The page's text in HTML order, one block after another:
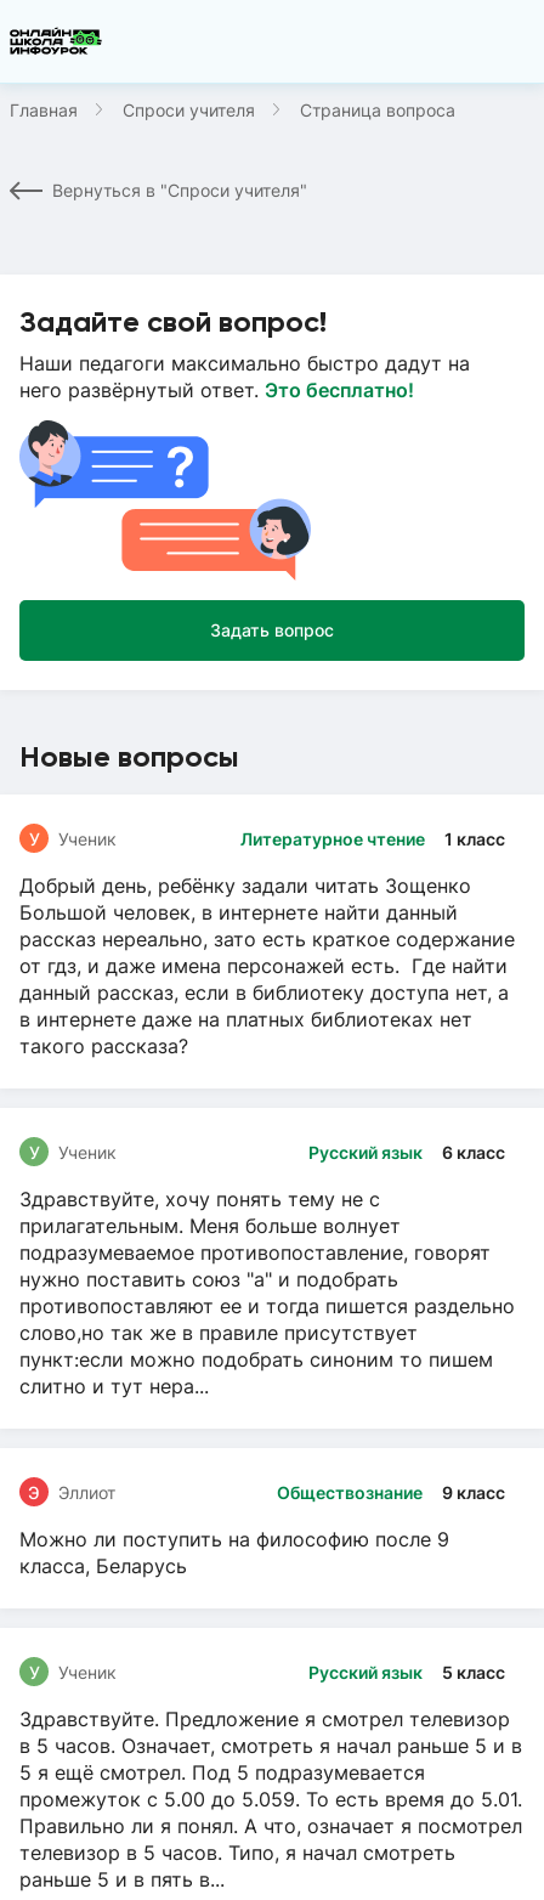
Главная Спроси учителя Страница вопроса
Вернуться в "Спроси учителя"
Задайте свой вопрос!
Наши педагоги максимально быстро дадут на
него развёрнутый ответ. Это бесплатно!
Задать вопрос
Новые вопросы
Литературное чтение 1 класс
У Ученик
Добрый день, ребёнку задали читать Зощенко
Большой человек, в интернете найти данный
рассказ нереально, зато есть краткое содержание
от гдз, и даже имена персонажей есть. Где найти
данный рассказ, если в библиотеку доступа нет, а
в интернете даже на платных библиотеках нет
такого рассказа?
Русский язык 6 класс
У Ученик
Здравствуйте, хочу понять тему не с
прилагательным. Меня больше волнует
подразумеваемое противопоставление, говорят
нужно поставить союз "а" и подобрать
противопоставляют ее и тогда пишется раздельно
слово,но так же в правиле присутствует
пункт:если можно подобрать синоним то пишем
слитно и тут нера...
Обществознание 9 класс
Э Эллиот
Можно ли поступить на философию после 9
класса, Беларусь
Русский язык 5 класс
У Ученик
Здравствуйте. Предложение я смотрел телевизор
в 5 часов. Означает, смотреть я начал раньше 5 и в
5 я ещё смотрел. Под 5 подразумевается
промежуток с 5.00 до 5.059. То есть время до 5.01.
Правильно ли я понял. А что, означает я посмотрел
телевизор в 5 часов. Типо, я начал смотреть
раньше 5 и в пять в...